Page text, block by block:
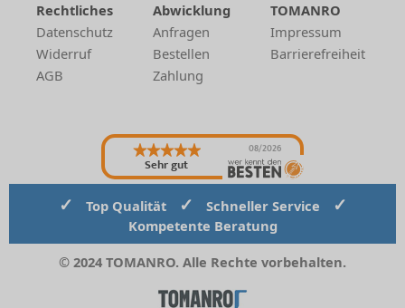
Rechtliches
Datenschutz
Widerruf
AGB
Abwicklung
Anfragen
Bestellen
Zahlung
TOMANRO
Impressum
Barrierefreiheit
Sehr gut
08/2026
✓ Top Qualität ✓ Schneller Service ✓
Kompetente Beratung
© 2024 TOMANRO. Alle Rechte vorbehalten.